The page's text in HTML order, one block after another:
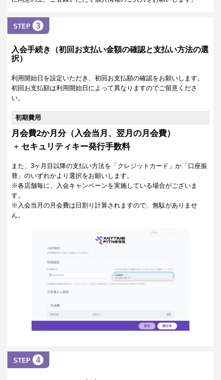
STEP 3
入会手続き（初回お支払い金額の確認と支払い方法の選
択）
利用開始日を設定いただき、初回お支払額の確認をお願いします。
初回お支払額は利用開始日によって異なりますのでご留意くださ
い。
初期費用
月会費2か月分（入会当月、翌月の月会費）
+ セキュリティキー発行手数料
また、3ヶ月目以降の支払い方法を「クレジットカード」か「口座振
替」のいずれかより選択をお願いします。
※各店舗毎に、入会キャンペーンを実施している場合がございま
す。
※入会当月の月会費は日割り計算されますので、無駄がありませ
ん。
STEP 4